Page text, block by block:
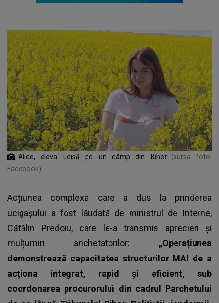
Alice, eleva ucisă pe un câmp din Bihor (sursa foto:
Facebook)
Acțiunea complexă care a dus la prinderea
ucigașului a fost lăudată de ministrul de Interne,
Cătălin Predoiu, care le-a transmis aprecieri și
mulțumiri anchetatorilor: „Operațiunea
demonstrează capacitatea structurilor MAI de a
acționa integrat, rapid și eficient, sub
coordonarea procurorului din cadrul Parchetului